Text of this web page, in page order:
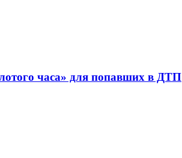
часа» для попавших в ДТП